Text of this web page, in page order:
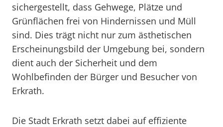
sichergestellt, dass Gehwege, Plätze und
Grünflächen frei von Hindernissen und Müll
sind. Dies trägt nicht nur zum ästhetischen
Erscheinungsbild der Umgebung bei, sondern
dient auch der Sicherheit und dem
Wohlbefinden der Bürger und Besucher von
Erkrath.
Die Stadt Erkrath setzt dabei auf effiziente